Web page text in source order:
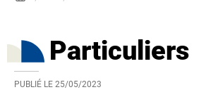
Particuliers
PUBLIÉ LE 25/05/2023